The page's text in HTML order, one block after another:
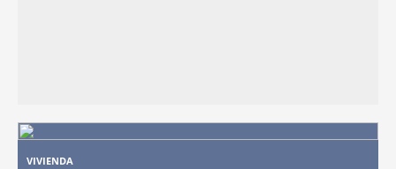
VIVIENDA